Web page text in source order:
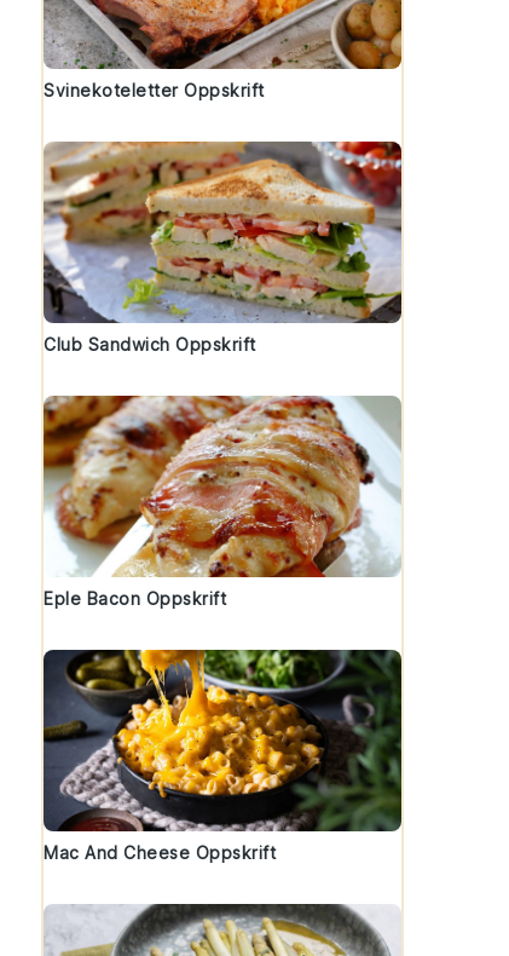
Svinekoteletter Oppskrift
Club Sandwich Oppskrift
Eple Bacon Oppskrift
Mac And Cheese Oppskrift